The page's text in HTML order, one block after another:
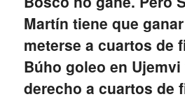
Martín tiene que
meterse a cuartos de
Búho goleo en
derecho a cuartos de